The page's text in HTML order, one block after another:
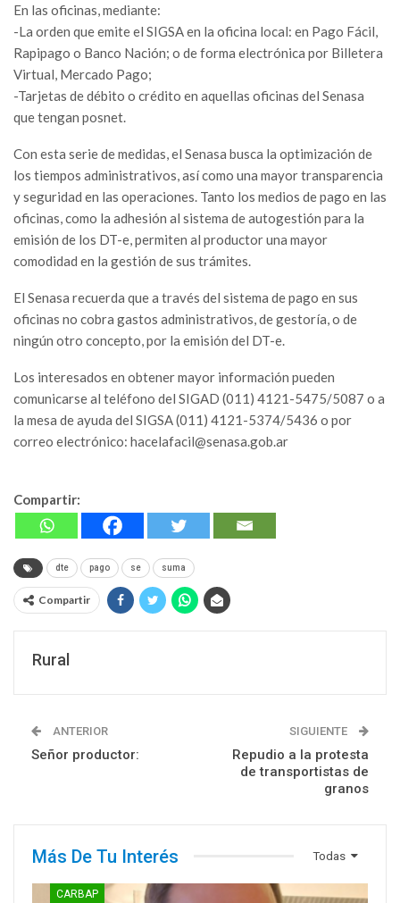
En las oficinas, mediante:
-La orden que emite el SIGSA en la oficina local: en Pago Fácil,
Rapipago o Banco Nación; o de forma electrónica por Billetera
Virtual, Mercado Pago;
-Tarjetas de débito o crédito en aquellas oficinas del Senasa
que tengan posnet.
Con esta serie de medidas, el Senasa busca la optimización de
los tiempos administrativos, así como una mayor transparencia
y seguridad en las operaciones. Tanto los medios de pago en las
oficinas, como la adhesión al sistema de autogestión para la
emisión de los DT-e, permiten al productor una mayor
comodidad en la gestión de sus trámites.
El Senasa recuerda que a través del sistema de pago en sus
oficinas no cobra gastos administrativos, de gestoría, o de
ningún otro concepto, por la emisión del DT-e.
Los interesados en obtener mayor información pueden
comunicarse al teléfono del SIGAD (011) 4121-5475/5087 o a
la mesa de ayuda del SIGSA (011) 4121-5374/5436 o por
correo electrónico: hacelafacil@senasa.gob.ar
Compartir:
dte pago se suma
Compartir
Rural
ANTERIOR
Señor productor:
SIGUIENTE
Repudio a la protesta
de transportistas de
granos
Todas
Más De Tu Interés
CARBAP